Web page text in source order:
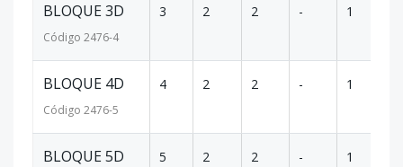
BLOQUE 3D
Código 2476-4
3 2 2 - 1
BLOQUE 4D
Código 2476-5
4 2 2 - 1
BLOQUE 5D 5 2 2 - 1